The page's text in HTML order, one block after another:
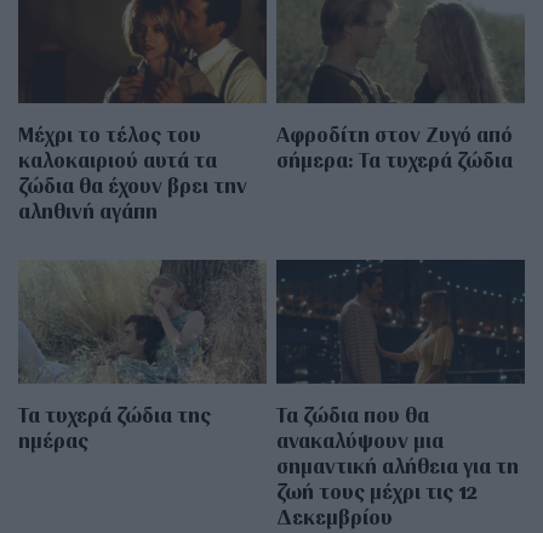
Μέχρι το τέλος του
καλοκαιριού αυτά τα
ζώδια θα έχουν βρει την
αληθινή αγάπη
Αφροδίτη στον Ζυγό από
σήμερα: Τα τυχερά ζώδια
Τα τυχερά ζώδια της
ημέρας
Τα ζώδια που θα
ανακαλύψουν μια
σημαντική αλήθεια για τη
ζωή τους μέχρι τις 12
Δεκεμβρίου